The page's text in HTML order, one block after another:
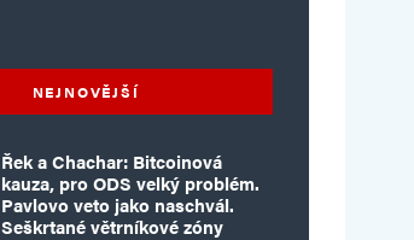
NEJNOVĚJŠÍ
Řek a Chachar: Bitcoinová
kauza, pro ODS velký problém.
Pavlovo veto jako naschvál.
Seškrtané větrníkové zóny